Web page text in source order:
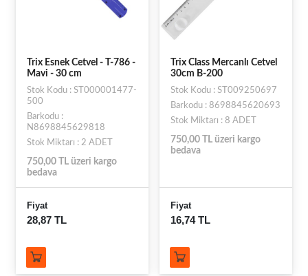
Trix Esnek Cetvel - T-786 -
Mavi - 30 cm
Stok Kodu : ST000001477-
500
Barkodu :
N8698845629818
Stok Miktarı : 2 ADET
750,00 TL üzeri kargo
bedava
Fiyat
28,87 TL
Trix Class Mercanlı Cetvel
30cm B-200
Stok Kodu : ST009250697
Barkodu : 8698845620693
Stok Miktarı : 8 ADET
750,00 TL üzeri kargo
bedava
Fiyat
16,74 TL